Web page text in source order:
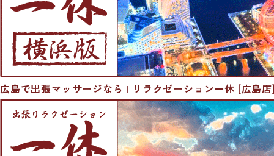
広島で出張マッサージなら | リラクゼーション一休 [広島